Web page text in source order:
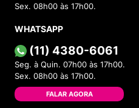
Sex. 08h00 às 17h00.
WHATSAPP
(11) 4380-6061
Seg. à Quin. 07h00 às 17h00.
Sex. 08h00 às 17h00.
FALAR AGORA